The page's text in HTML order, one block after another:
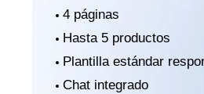
4 páginas
Hasta 5 productos
Plantilla estándar
Chat integrado